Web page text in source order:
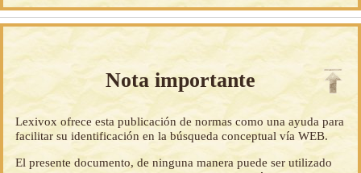
Nota importante
Lexivox ofrece esta publicación de normas como una ayuda para
facilitar su identificación en la búsqueda conceptual vía WEB.
El presente documento, de ninguna manera puede ser utilizado